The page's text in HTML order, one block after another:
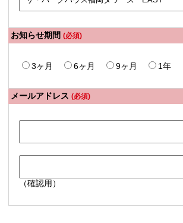
お知らせ期間 (必須)
3ヶ月 6ヶ月 9ヶ月 1年
メールアドレス (必須)
（確認用）